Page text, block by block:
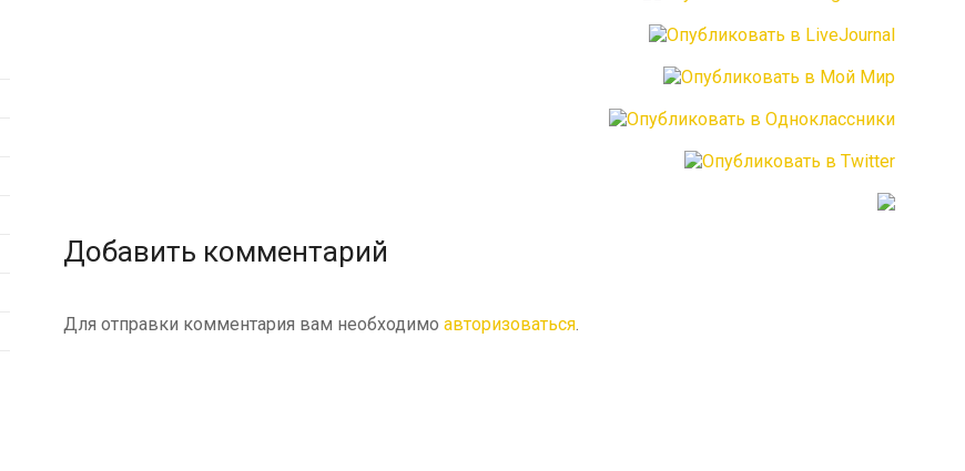
Добавить комментарий
Для отправки комментария вам необходимо авторизоваться.